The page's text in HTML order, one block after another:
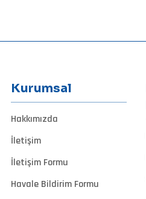
Kurumsal
Hakkımızda
İletişim
İletişim Formu
Havale Bildirim Formu